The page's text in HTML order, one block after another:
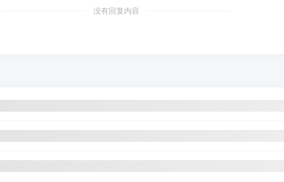
没有回复内容